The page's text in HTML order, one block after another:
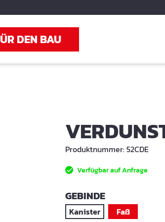
DEN BAU
Produktnummer:52CDE
Verfügbar auf Anfrage
GEBINDEAUSWÄHLEN
Kanister Faß